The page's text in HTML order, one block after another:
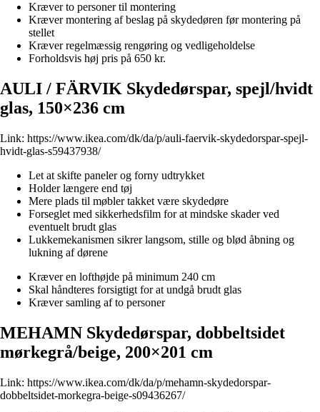
Kræver to personer til montering
Kræver montering af beslag på skydedøren før montering på
stellet
Kræver regelmæssig rengøring og vedligeholdelse
Forholdsvis høj pris på 650 kr.
AULI / FÄRVIK Skydedørspar, spejl/hvidt
glas, 150×236 cm
Link: https://www.ikea.com/dk/da/p/auli-faervik-skydedorspar-spejl-
hvidt-glas-s59437938/
Let at skifte paneler og forny udtrykket
Holder længere end tøj
Mere plads til møbler takket være skydedøre
Forseglet med sikkerhedsfilm for at mindske skader ved
eventuelt brudt glas
Lukkemekanismen sikrer langsom, stille og blød åbning og
lukning af dørene
Kræver en lofthøjde på minimum 240 cm
Skal håndteres forsigtigt for at undgå brudt glas
Kræver samling af to personer
MEHAMN Skydedørspar, dobbeltsidet
mørkegrå/beige, 200×201 cm
Link: https://www.ikea.com/dk/da/p/mehamn-skydedorspar-
dobbeltsidet-morkegra-beige-s09436267/